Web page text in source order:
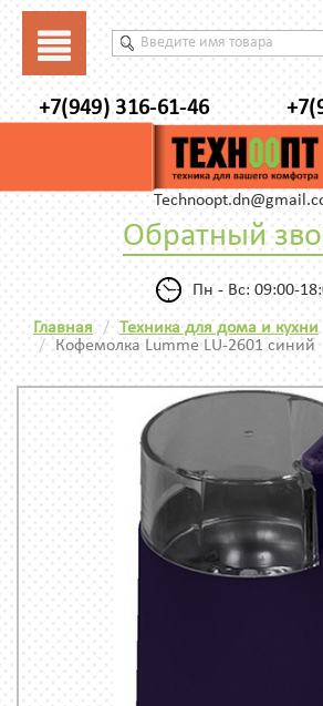
+7(949) 316-61-46
Обратный
Пн - Вс: 09:00-
Главная Техника для дома и кухни
Кофемолка Lumme LU-2601 синий